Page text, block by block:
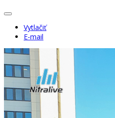
Vytlačiť
E-mail